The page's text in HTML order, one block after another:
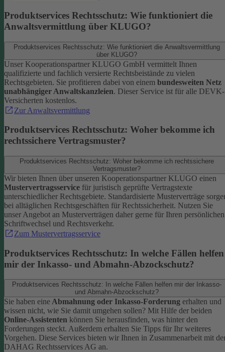
Produktservices Rechtsschutz: Wie funktioniert die
Anwaltsvermittlung über KLUGO?
Produktservices Rechtsschutz: Wie funktioniert die Anwaltsvermittlung
über KLUGO?
Unser Kooperationspartner KLUGO GmbH vermittelt Ihnen
qualifizierte und fachlich versierte Rechtsbeistände zu vielen
Rechtsgebieten. Sie profitieren dabei von einem bundesweiten Netz
unabhängiger Anwaltskanzleien. Dieser Service ist für alle DEVK-
Versicherten kostenlos.
Zur Anwaltsvermittlung
Produktservices Rechtsschutz: Woher bekomme ich
rechtssichere Vertragsmuster?
Produktservices Rechtsschutz: Woher bekomme ich rechtssichere
Vertragsmuster?
Wir bieten Ihnen über unseren Kooperationspartner KLUGO einen
Mustervertragsservice für juristisch geprüfte Vertragstexte
unterschiedlicher Rechtsgebiete. Standardisierte Musterverträge
bei alltäglichen Rechtsgeschäften für Rechtssicherheit. Nutzen Sie
unser Angebot an Musterverträgen daher gerne für Ihren persönlichen
Schriftwechsel und Rechtsverkehr.
Zum Mustervertragsservice
Produktservices Rechtsschutz: In welche Fällen helfen
mir der Inkasso- und Abmahn-Abzockschutz?
Produktservices Rechtsschutz: In welche Fällen helfen mir der Inkasso-
und Abmahn-Abzockschutz?
Sie haben eineAbmahnung oder Inkasso-Forderung erhalten und
wissen nicht, wie Sie damit umgehen sollen? Mit Hilfe der beiden
Online-Assistenten können Sie herausfinden, was hinter den
Forderungen steckt. Außerdem erhalten Sie Tipps für Ihr weiteres
Vorgehen. Diese Services bieten wir Ihnen in Zusammenarbeit mit
DAHAG Rechtsservices AG an.